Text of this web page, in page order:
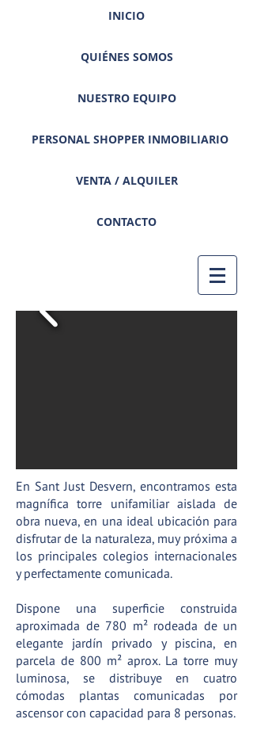
INICIO
QUIÉNES SOMOS
NUESTRO EQUIPO
PERSONAL SHOPPER INMOBILIARIO
VENTA / ALQUILER
CONTACTO
En Sant Just Desvern, encontramos esta
magnífica torre unifamiliar aislada de
obra nueva, en una ideal ubicación para
disfrutar de la naturaleza, muy próxima a
los principales colegios internacionales
y perfectamente comunicada.
Dispone una superficie construida
aproximada de 780 m² rodeada de un
elegante jardín privado y piscina, en
parcela de 800 m² aprox. La torre muy
luminosa, se distribuye en cuatro
cómodas plantas comunicadas por
ascensor con capacidad para 8 personas.